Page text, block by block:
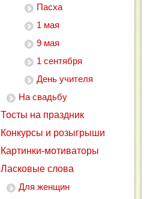
Пасха
1 мая
9 мая
1 сентября
День учителя
На свадьбу
Тосты на праздник
Конкурсы и розыгрыши
Картинки-мотиваторы
Ласковые слова
Для женщин